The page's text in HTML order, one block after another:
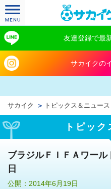
友達登録で最
サカイクの
サカイク トピックス＆ニュース
トピッ
ブラジルＦＩＦＡワー
日
公開：2014年6月19日